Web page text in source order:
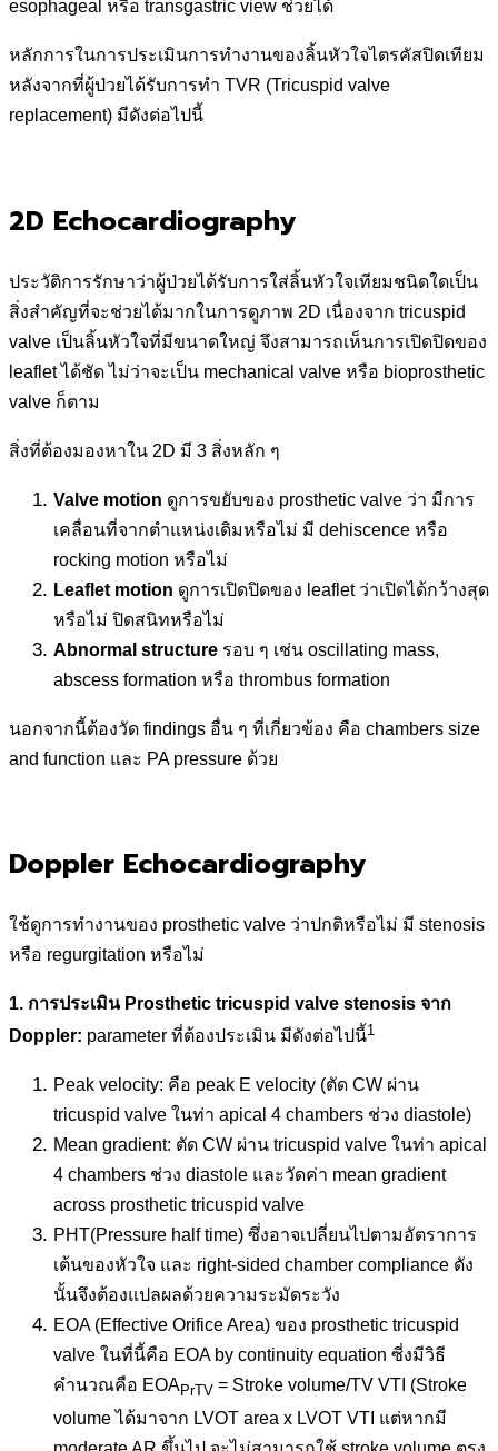
esophageal หรือ transgastric view ช่วยได้
หลักการในการประเมินการทำงานของลิ้นหัวใจไตรคัสปิดเทียม
หลังจากที่ผู้ป่วยได้รับการทำ TVR (Tricuspid valve
replacement) มีดังต่อไปนี้
2D Echocardiography
ประวัติการรักษาว่าผู้ป่วยได้รับการใส่ลิ้นหัวใจเทียมชนิดใดเป็น
สิ่งสำคัญที่จะช่วยได้มากในการดูภาพ 2D เนื่องจาก tricuspid
valve เป็นลิ้นหัวใจที่มีขนาดใหญ่ จึงสามารถเห็นการเปิดปิดของ
leaflet ได้ชัด ไม่ว่าจะเป็น mechanical valve หรือ bioprosthetic
valve ก็ตาม
สิ่งที่ต้องมองหาใน 2D มี 3 สิ่งหลัก ๆ
Valve motion ดูการขยับของ prosthetic valve ว่า มีการ
เคลื่อนที่จากตำแหน่งเดิมหรือไม่ มี dehiscence หรือ
rocking motion หรือไม่
Leaflet motion ดูการเปิดปิดของ leaflet ว่าเปิดได้กว้างสุด
หรือไม่ ปิดสนิทหรือไม่
Abnormal structure รอบ ๆ เช่น oscillating mass,
abscess formation หรือ thrombus formation
นอกจากนี้ต้องวัด findings อื่น ๆ ที่เกี่ยวข้อง คือ chambers size
and function และ PA pressure ด้วย
Doppler Echocardiography
ใช้ดูการทำงานของ prosthetic valve ว่าปกติหรือไม่ มี stenosis
หรือ regurgitation หรือไม่
1. การประเมิน Prosthetic tricuspid valve stenosis จาก
Doppler: parameter ที่ต้องประเมิน มีดังต่อไปนี้1
Peak velocity: คือ peak E velocity (ตัด CW ผ่าน
tricuspid valve ในท่า apical 4 chambers ช่วง diastole)
Mean gradient: ตัด CW ผ่าน tricuspid valve ในท่า apical
4 chambers ช่วง diastole และวัดค่า mean gradient
across prosthetic tricuspid valve
PHT(Pressure half time) ซึ่งอาจเปลี่ยนไปตามอัตราการ
เต้นของหัวใจ และ right-sided chamber compliance ดัง
นั้นจึงต้องแปลผลด้วยความระมัดระวัง
EOA (Effective Orifice Area) ของ prosthetic tricuspid
valve ในที่นี้คือ EOA by continuity equation ซี่งมีวิธี
คำนวณคือ EOAPrTV = Stroke volume/TV VTI (Stroke
volume ได้มาจาก LVOT area x LVOT VTI แต่หากมี